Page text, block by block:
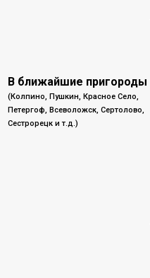
В ближайшие пригороды
(Колпино, Пушкин, Красное Село,
Петергоф, Всеволожск, Сертолово,
Сестрорецк и т.д.)